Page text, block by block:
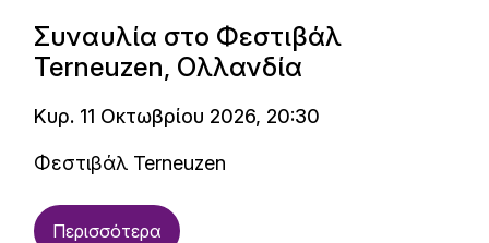
Συναυλία στο Φεστιβάλ
Terneuzen, Ολλανδία
Κυρ. 11 Οκτωβρίου 2026, 20:30
Φεστιβάλ Terneuzen
Περισσότερα